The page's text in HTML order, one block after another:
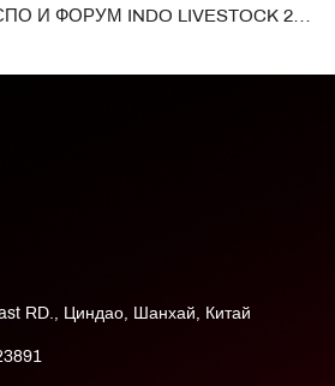
И ФОРУМ INDO LIVESTOCK 2020
RD., Циндао, Шанхай, Китай